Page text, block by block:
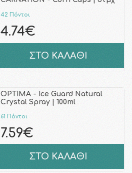
42 Πόντοι
4.74€
ΣΤΟ ΚΑΛΑΘΙ
OPTIMA - Ice Guard Natural
Crystal Spray | 100ml
61 Πόντοι
7.59€
ΣΤΟ ΚΑΛΑΘΙ